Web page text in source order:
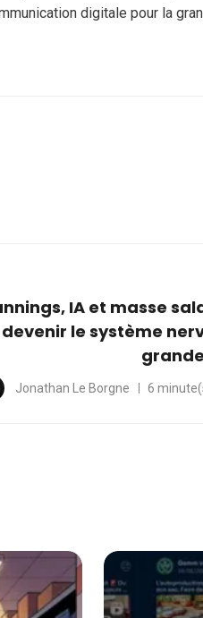
digitale pour la
IA et masse
le système
Jonathan Le Borgne 6